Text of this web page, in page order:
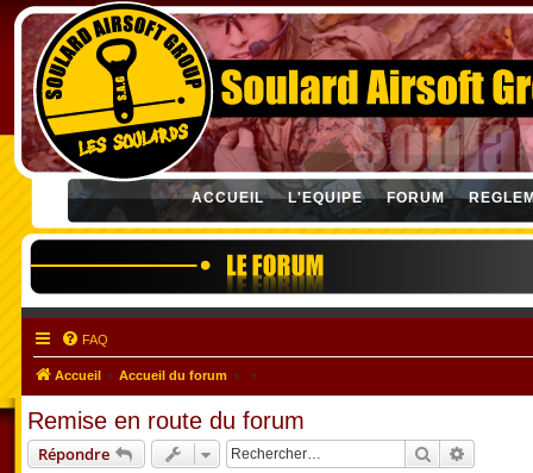
ACCUEIL L'EQUIPE FORUM
FAQ
Accueil Accueil du forum
Remise en route du forum
Répondre Rechercher